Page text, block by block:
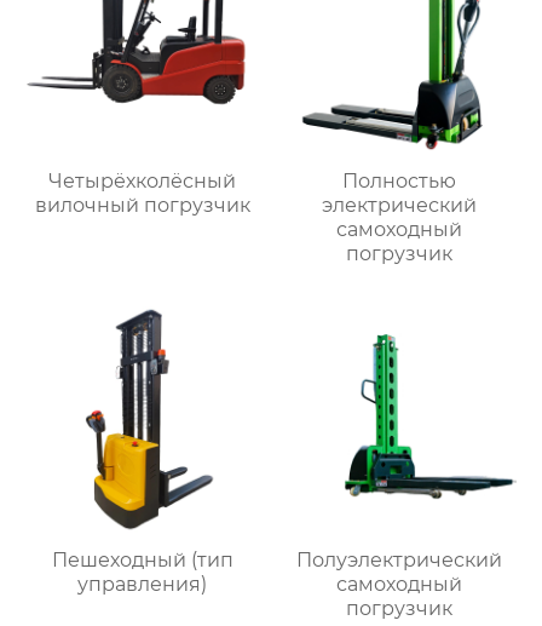
Четырёхколёсный
вилочный погрузчик
Полностью
электрический
самоходный
погрузчик
Пешеходный (тип
управления)
Полуэлектрический
самоходный
погрузчик